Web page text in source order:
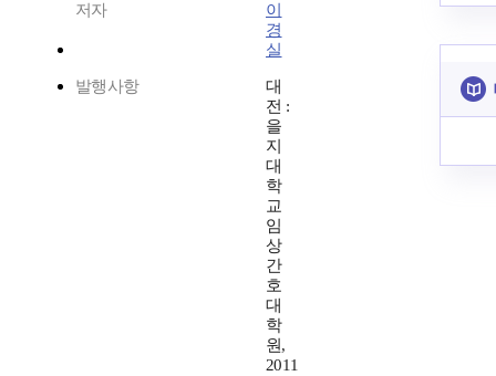
저자
이
경
실
발행사항
대
전 :
을
지
대
학
교
임
상
간
호
대
학
원,
2011